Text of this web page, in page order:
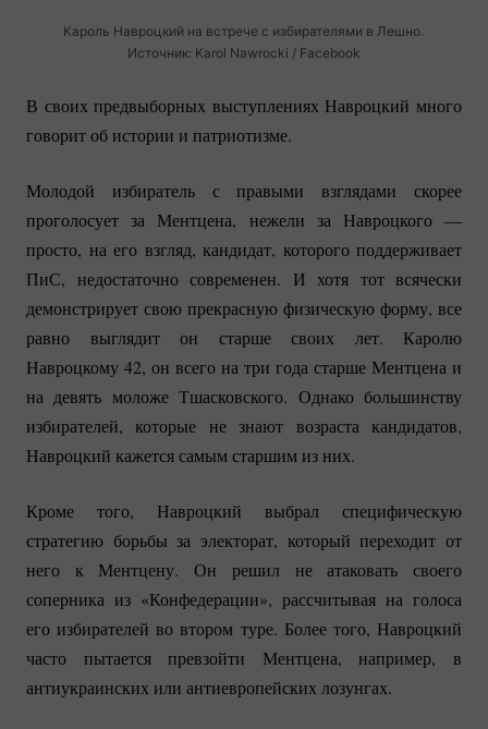
Кароль Навроцкий на встрече с избирателями в Лешно.
Источник: Karol Nawrocki / Facebook
В своих предвыборных выступлениях Навроцкий много
говорит об истории и патриотизме.
Молодой избиратель с правыми взглядами скорее
проголосует за Ментцена, нежели за Навроцкого —
просто, на его взгляд, кандидат, которого поддерживает
ПиС, недостаточно современен. И хотя тот всячески
демонстрирует свою прекрасную физическую форму, все
равно выглядит он старше своих лет. Каролю
Навроцкому 42, он всего на три года старше Ментцена и
на девять моложе Тшасковского. Однако большинству
избирателей, которые не знают возраста кандидатов,
Навроцкий кажется самым старшим из них.
Кроме того, Навроцкий выбрал специфическую
стратегию борьбы за электорат, который переходит от
него к Ментцену. Он решил не атаковать своего
соперника из «Конфедерации», рассчитывая на голоса
его избирателей во втором туре. Более того, Навроцкий
часто пытается превзойти Ментцена, например, в
антиукраинских или антиевропейских лозунгах.